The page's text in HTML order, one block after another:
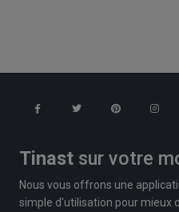
Tinast sur votre
Nous vous offrons une
simple d'utilisation pour mieux